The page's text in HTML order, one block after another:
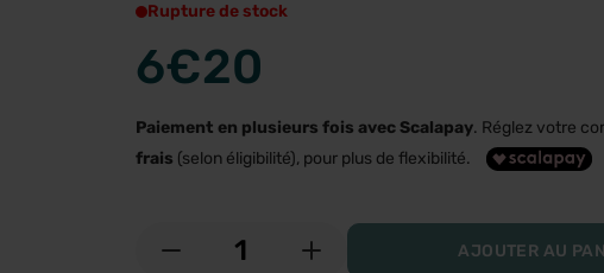
Rupture de stock
6€20
Paiement en plusieurs fois avec Scalapay. Réglez votre
frais (selon éligibilité), pour plus de flexibilité.
- + AJOUTER AU